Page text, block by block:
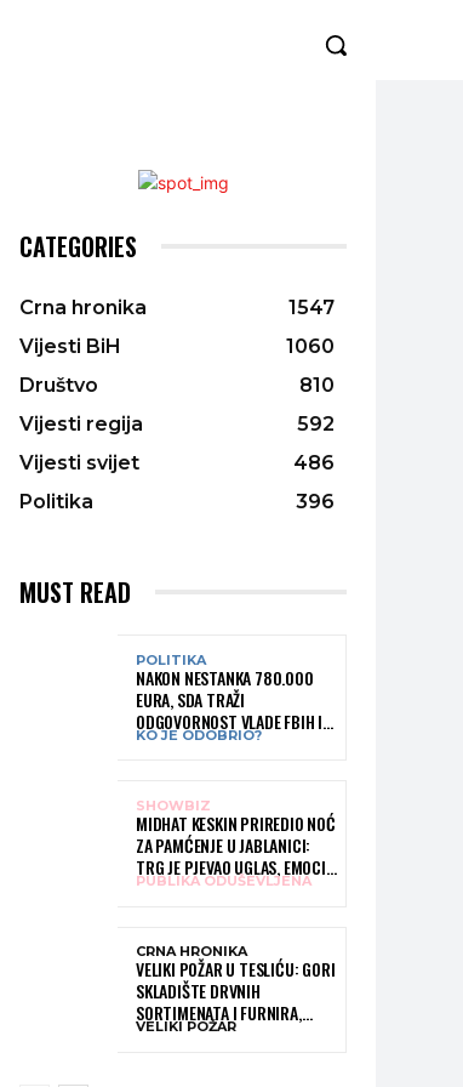
CATEGORIES
Crna hronika
1547
Vijesti BiH
1060
Društvo
810
Vijesti regija
592
Vijesti svijet
486
Politika
396
MUST READ
POLITIKA
NAKON NESTANKA 780.000
EURA, SDA TRAŽI
ODGOVORNOST VLADE FBIH I
RUKOVODSTVA IGMANA
KO JE ODOBRIO?
SHOWBIZ
MIDHAT KESKIN PRIREDIO NOĆ
ZA PAMĆENJE U JABLANICI:
TRG JE PJEVAO UGLAS, EMOCIJE
PREPLAVILE RODNI GRAD
PUBLIKA ODUŠEVLJENA
CRNA HRONIKA
VELIKI POŽAR U TESLIĆU: GORI
SKLADIŠTE DRVNIH
SORTIMENATA I FURNIRA,
VATROGASCIMA STIŽE POMOĆ
VELIKI POŽAR